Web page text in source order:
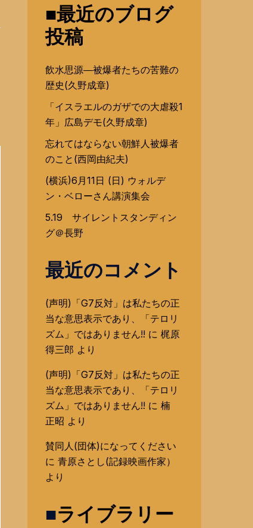
■最近のブログ
投稿
飲水思源―被爆者たちの苦難の
歴史(久野成章)
「イスラエルのガザでの大虐殺1
年」広島デモ(久野成章)
忘れてはならない朝鮮人被爆者
のこと(西岡由紀夫)
(横浜)6月11日 (日) ウォルデ
ン・ベローさん講演集会
5.19 サイレントスタンディン
グ＠長野
最近のコメント
(声明)「G7反対」は私たちの正
当な意思表示であり、「テロリ
ズム」ではありません!!に 梶原
得三郎 より
(声明)「G7反対」は私たちの正
当な意思表示であり、「テロリ
ズム」ではありません!!に 楠
正昭 より
賛同人(団体)になってください
に 青原さとし(記録映画作家）
より
■ライブラリー